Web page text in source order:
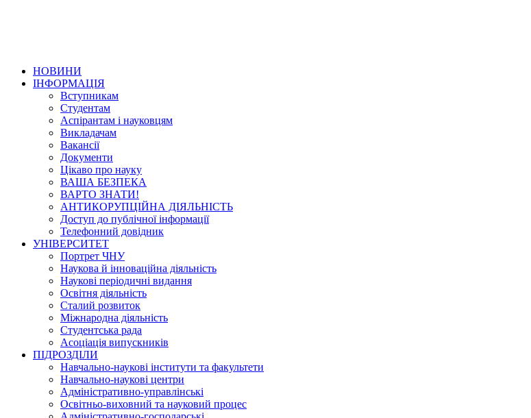
НОВИНИ
ІНФОРМАЦІЯ
Вступникам
Студентам
Аспірантам і науковцям
Викладачам
Вакансії
Документи
Цікаво про науку
ВАША БЕЗПЕКА
ВАРТО ЗНАТИ!
АНТИКОРУПЦІЙНА ДІЯЛЬНІСТЬ
Доступ до публічної інформації
Телефонний довідник
УНІВЕРСИТЕТ
Портрет ЧНУ
Наукова й інноваційна діяльність
Наукові періодичні видання
Освітня діяльність
Сталий розвиток
Міжнародна діяльність
Студентська рада
Асоціація випускників
ПІДРОЗДІЛИ
Навчально-наукові інститути та факультети
Навчально-наукові центри
Адміністративно-управлінські
Освітньо-виховний та науковий процес